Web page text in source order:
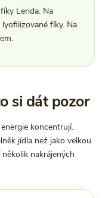
Lerida. Na
fíky. Na
si dát pozor
koncentrují.
jídla než jako velkou
nakrájených